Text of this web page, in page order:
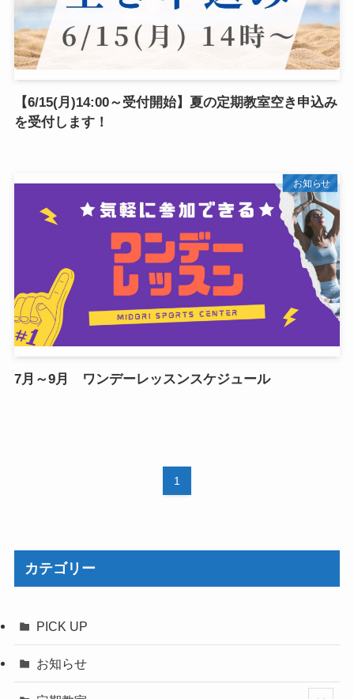
【6/15(月)14:00～受付開始】夏の定期教室空き申込み
を受付します！
お知らせ
7月～9月 ワンデーレッスンスケジュール
1
カテゴリー
PICK UP
お知らせ